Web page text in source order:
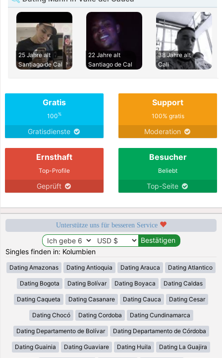
25 Jahre alt
Santiago de Cal
22 Jahre alt
Santiago de Cal
38 Jahre alt
Cali
Gratis
100%
Gratisdienste
Support
100% gratis
Moderation
Ernsthaft
Top-Profile
Geprüft
Besucher
Beliebt
Top-Seite
Unterstütze uns für besseren Service
Singles finden in: Kolumbien
Dating Amazonas Dating Antioquia Dating Arauca Dating Atlantico
Dating Bogota Dating Bolívar Dating Boyaca Dating Caldas
Dating Caqueta Dating Casanare Dating Cauca Dating Cesar
Dating Chocó Dating Cordoba Dating Cundinamarca
Dating Departamento de Bolívar Dating Departamento de Córdoba
Dating Guainia Dating Guaviare Dating Huila Dating La Guajira